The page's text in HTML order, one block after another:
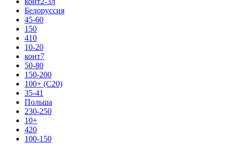
Белоруссия
45-60
150
410
10-20
конт7
50-80
150-200
100+ (С20)
35-41
Польша
230-250
10+
420
100-150